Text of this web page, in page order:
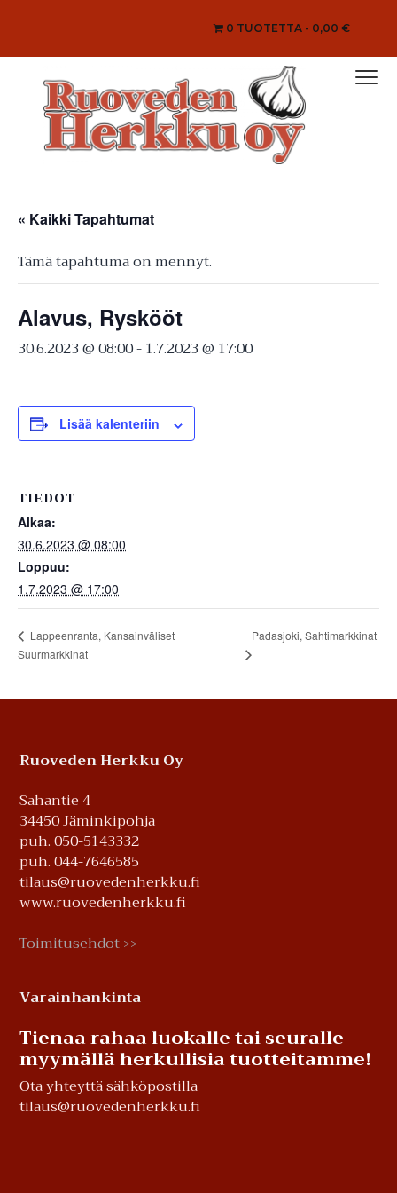
0 TUOTETTA 0,00 €
ensisijaiseen
valikkoon
pääsisältöön
ensisijaiseen
sivupalkkiin
alatunnisteeseen
kotiin!
Valikoimistamme
majoneesit,
kurkkusalaatit,
valkosipulinkynnet,
mausteita
moneen
makuun.
« Kaikki Tapahtumat
Tämä tapahtuma on mennyt.
Alavus, Ryskööt
30.6.2023 @ 08:00-1.7.2023 @ 17:00
Lisää kalenteriin
TIEDOT
Alkaa:
30.6.2023 @ 08:00
Loppuu:
1.7.2023 @ 17:00
Lappeenranta, Kansainväliset
Suurmarkkinat
Padasjoki, Sahtimarkkinat
Footer
Ruoveden Herkku Oy
Sahantie 4
34450 Jäminkipohja
puh. 050-5143332
puh. 044-7646585
tilaus@ruovedenherkku.fi
www.ruovedenherkku.fi
Toimitusehdot >>
Varainhankinta
Tienaa rahaa luokalle tai seuralle
myymällä herkullisia tuotteitamme!
Ota yhteyttä sähköpostilla
tilaus@ruovedenherkku.fi